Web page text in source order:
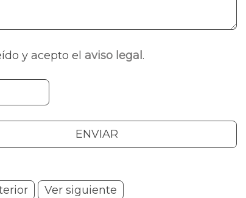
y acepto el aviso legal.
Ver siguiente